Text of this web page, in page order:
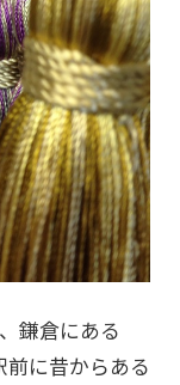
鎌倉にある
前に昔からある